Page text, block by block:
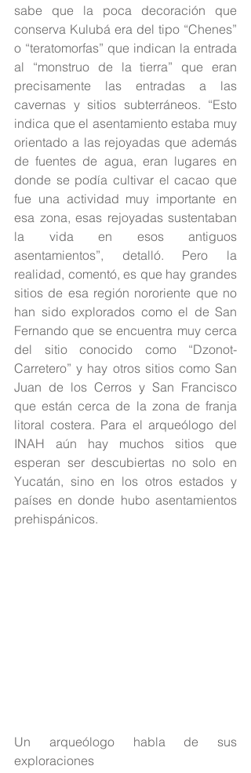
sabe que la poca decoración que
conserva Kulubá era del tipo “Chenes”
o “teratomorfas” que indican la entrada
al “monstruo de la tierra” que eran
precisamente las entradas a las
cavernas y sitios subterráneos. “Esto
indica que el asentamiento estaba muy
orientado a las rejoyadas que además
de fuentes de agua, eran lugares en
donde se podía cultivar el cacao que
fue una actividad muy importante en
esa zona, esas rejoyadas sustentaban
la vida en esos antiguos
asentamientos”, detalló. Pero la
realidad, comentó, es que hay grandes
sitios de esa región nororiente que no
han sido explorados como el de San
Fernando que se encuentra muy cerca
del sitio conocido como “Dzonot-
Carretero” y hay otros sitios como San
Juan de los Cerros y San Francisco
que están cerca de la zona de franja
litoral costera. Para el arqueólogo del
INAH aún hay muchos sitios que
esperan ser descubiertas no solo en
Yucatán, sino en los otros estados y
países en donde hubo asentamientos
prehispánicos.
Un arqueólogo habla de sus
exploraciones